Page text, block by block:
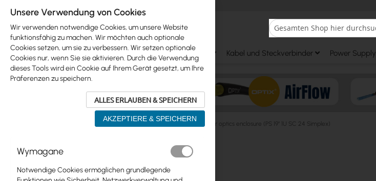
Search
Ubiquiti Mikrotik WiFi & SOHO Antennas Kabel und Steckverbinder Power Supply
Fiber Optics Mantar Fiber optics enclosure (PS 19" 1U SC 24 Simplex)
Skip
product
Ubiquiti
Mikrotik
Ende
Bildgalerie
Unsere Verwendung von Cookies
Wir verwenden notwendige Cookies, um unsere Website
funktionsfähig zu machen. Wir möchten auch optionale
Cookies setzen, um sie zu verbessern. Wir setzen optionale
Cookies nur, wenn Sie sie aktivieren. Durch die Verwendung
dieses Tools wird ein Cookie auf Ihrem Gerät gesetzt, um Ihre
Präferenzen zu speichern.
ALLES ERLAUBEN & SPEICHERN
AKZEPTIERE & SPEICHERN
Wymagane
Notwendige Cookies ermöglichen grundlegende